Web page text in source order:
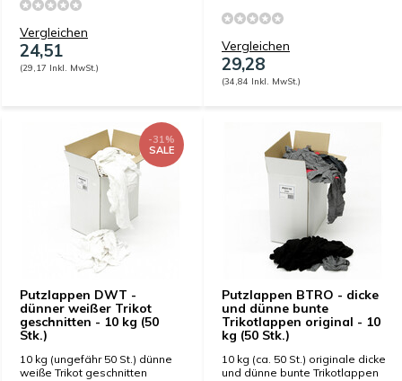
Vergleichen
24,51
(29,17 Inkl. MwSt.)
Vergleichen
29,28
(34,84 Inkl. MwSt.)
Putzlappen DWT -
dünner weißer Trikot
geschnitten - 10 kg (50
Stk.)
-31%
SALE
10 kg (ungefähr 50 St.) dünne
weiße Trikot geschnitten
Putzlappen BTRO - dicke
und dünne bunte
Trikotlappen original - 10
kg (50 Stk.)
10 kg (ca. 50 St.) originale dicke
und dünne bunte Trikotlappen